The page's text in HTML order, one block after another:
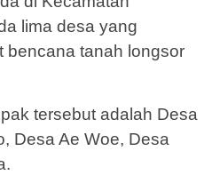
lima desa yang
bencana tanah longsor
tersebut adalah Desa
Desa Ae Woe, Desa